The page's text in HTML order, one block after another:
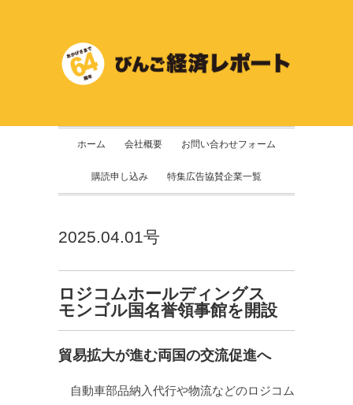
ホーム 会社概要 お問い合わせフォーム
購読申し込み 特集広告協賛企業一覧
2025.04.01号
ロジコムホールディングス
モンゴル国名誉領事館を開設
貿易拡大が進む両国の交流促進へ
自動車部品納入代行や物流などのロジコム